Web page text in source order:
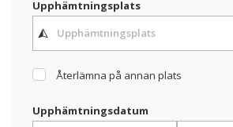
Upphämtningsplats
Återlämna på annan plats
Upphämtningsdatum